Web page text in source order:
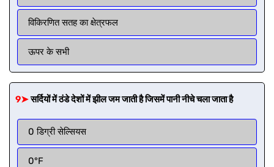
विकिरणित सतह का क्षेत्रफल
ऊपर के सभी
9➤सर्दियों में ठंडे देशों में झील जम जाती है जिसमें पानी नीचे चला जाता है
0 डिग्री सेल्सियस
0°F